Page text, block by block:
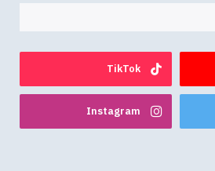
TikTok
Instagram